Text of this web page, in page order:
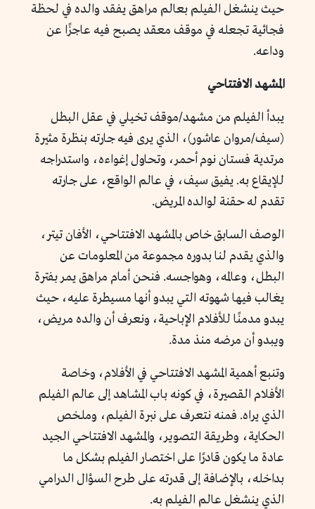
حيث ينشغل الفيلم بعالم مراهق يفقد والده في لحظة
فجائية تجعله في موقف معقد يصبح فيه عاجزًا عن
وداعه.
المشهد الافتتاحي
يبدأ الفيلم من مشهد/موقف تخيلي في عقل البطل
(سيف/مروان عاشور)، الذي يرى فيه جارته بنظرة مثيرة
مرتدية فستان نوم أحمر، وتحاول إغواءه، واستدراجه
للإيقاع به. يفيق سيف، في عالم الواقع، على جارته
تقدم له حقنة لوالده المريض.
الوصف السابق خاص بالمشهد الافتتاحي، الأفان تيتر،
والذي يقدم لنا بدوره مجموعة من المعلومات عن
البطل، وعالمه، وهواجسه. فنحن أمام مراهق يمر بفترة
يغالب فيها شهوته التي يبدو أنها مسيطرة عليه، حيث
يبدو مدمنًا للأفلام الإباحية، ونعرف أن والده مريض،
ويبدو أن مرضه منذ مدة.
وتنبع أهمية المشهد الافتتاحي في الأفلام، وخاصة
الأفلام القصيرة، في كونه باب المشاهد إلى عالم الفيلم
الذي يراه. فمنه نتعرف على نبرة الفيلم، وملخص
الحكاية، وطريقة التصوير، والمشهد الافتتاحي الجيد
عادة ما يكون قادرًا على اختصار الفيلم بشكل ما
بداخله، بالإضافة إلى قدرته على طرح السؤال الدرامي
الذي ينشغل عالم الفيلم به.